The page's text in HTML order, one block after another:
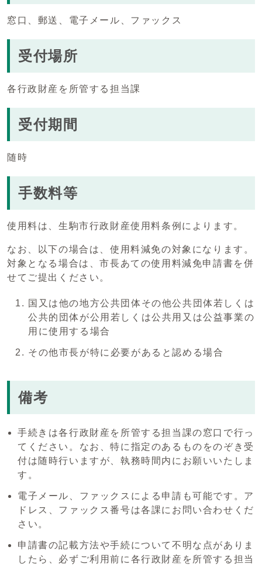
窓口、郵送、電子メール、ファックス
受付場所
各行政財産を所管する担当課
受付期間
随時
手数料等
使用料は、生駒市行政財産使用料条例によります。
なお、以下の場合は、使用料減免の対象になります。
対象となる場合は、市長あての使用料減免申請書を併
せてご提出ください。
国又は他の地方公共団体その他公共団体若しくは
公共的団体が公用若しくは公共用又は公益事業の
用に使用する場合
その他市長が特に必要があると認める場合
備考
手続きは各行政財産を所管する担当課の窓口で行っ
てください。なお、特に指定のあるものをのぞき受
付は随時行いますが、執務時間内にお願いいたしま
す。
電子メール、ファックスによる申請も可能です。ア
ドレス、ファックス番号は各課にお問い合わせくだ
さい。
申請書の記載方法や手続について不明な点がありま
したら、必ずご利用前に各行政財産を所管する担当